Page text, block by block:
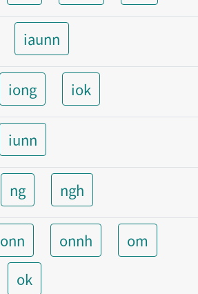
iaunn
iong iok
iunn
ng ngh
onn onnh
om
ok